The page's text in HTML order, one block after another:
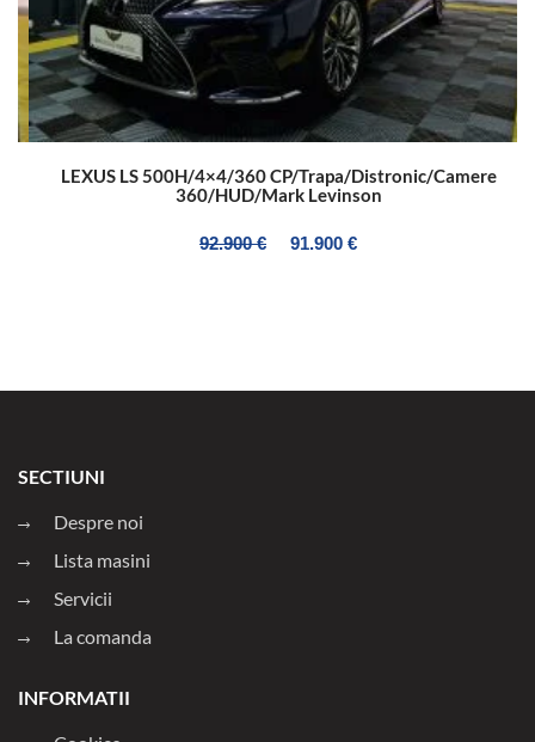
LEXUS LS 500H/4×4/360 CP/Trapa/Distronic/Camere
360/HUD/Mark Levinson
92.900 € 91.900 €
SECTIUNI
Despre noi
Lista masini
Servicii
La comanda
INFORMATII